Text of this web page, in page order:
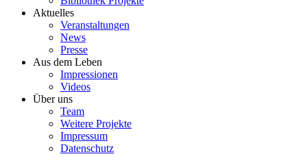
Aktuelles
Veranstaltungen
News
Presse
Aus dem Leben
Impressionen
Videos
Über uns
Team
Weitere Projekte
Impressum
Datenschutz